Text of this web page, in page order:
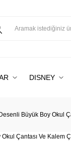
DISNEY
Büyük Boy Okul